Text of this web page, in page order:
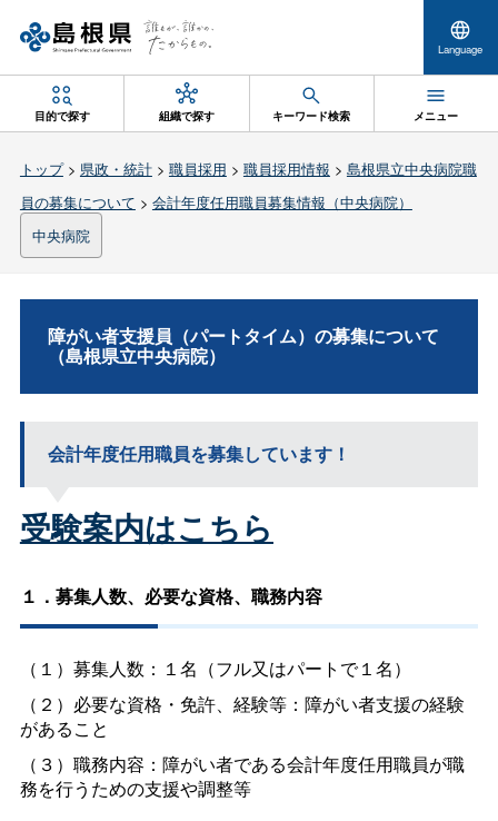
Language
目的で探す 組織で探す キーワード検索 メニュー
トップ> 県政・統計> 職員採用 > 職員採用情報 > 島根県立中央病院職
員の募集について > 会計年度任用職員募集情報（中央病院）
中央病院
障がい者支援員（パートタイム）の募集について
（島根県立中央病院）
会計年度任用職員を募集しています！
受験案内はこちら
１．募集人数、必要な資格、職務内容
（１）募集人数：１名（フル又はパートで１名）
（２）必要な資格・免許、経験等：障がい者支援の経験
があること
（３）職務内容：障がい者である会計年度任用職員が職
務を行うための支援や調整等